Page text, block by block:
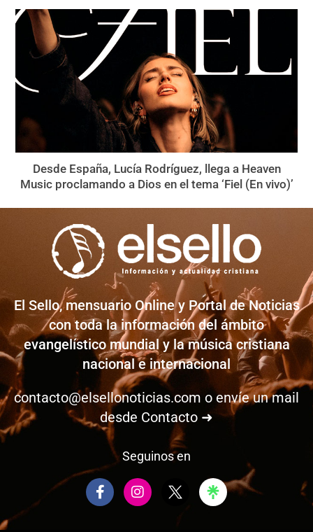
Desde España, Lucía Rodríguez, llega a Heaven
Music proclamando a Dios en el tema ‘Fiel (En vivo)’
El Sello, mensuario Online y Portal de Noticias
con toda la información del ámbito
evangelístico mundial y la música cristiana
nacional e internacional
contacto@elsellonoticias.com o envíe un mail
desde Contacto ➜
Seguinos en
F
a
I
n